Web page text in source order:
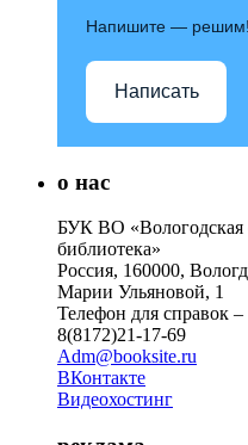
Напишите — решим!
Написать
о нас
БУК ВО «Вологодская
библиотека»
Россия, 160000,
Марии Ульяновой, 1
Телефон для справок –
8(8172)21-17-69
Adm@booksite.ru
ВКонтакте
Видеохостинг